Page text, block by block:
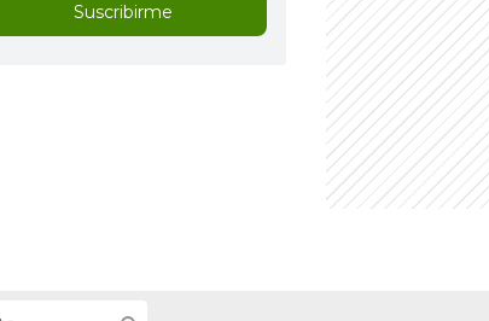
Suscribirme